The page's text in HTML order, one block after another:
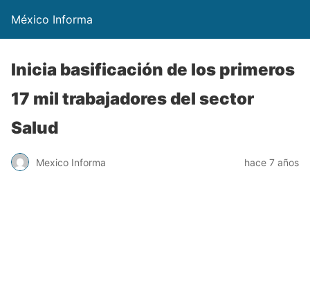
México Informa
Inicia basificación de los primeros
17 mil trabajadores del sector
Salud
Mexico Informa hace 7 años